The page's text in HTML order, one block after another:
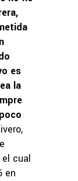
es
la
cual
en